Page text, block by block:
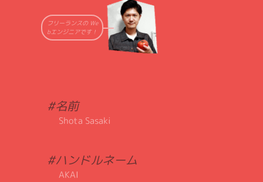
フリーランスの We
bエンジニアです！
#名前
Shota Sasaki
#ハンドルネーム
AKAI